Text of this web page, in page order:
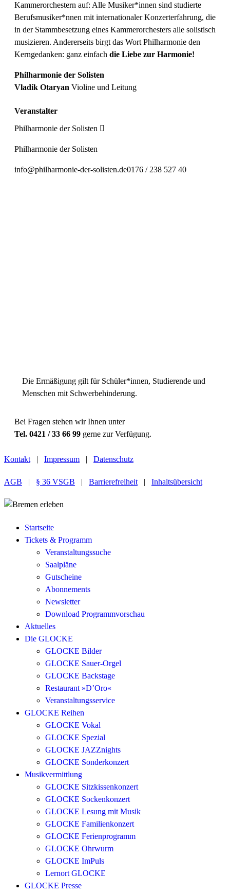
Kammerorchestern auf: Alle Musiker*innen sind studierte
Berufsmusiker*nnen mit internationaler Konzerterfahrung, die
in der Stammbesetzung eines Kammerorchesters alle solistisch
musizieren. Andererseits birgt das Wort Philharmonie den
Kerngedanken: ganz einfach die Liebe zur Harmonie!
Philharmonie der Solisten
Vladik Otaryan Violine und Leitung
Veranstalter
Philharmonie der Solisten
Philharmonie der Solisten
info@philharmonie-der-solisten.de0176 / 238 527 40
Die Ermäßigung gilt für Schüler*innen, Studierende und
Menschen mit Schwerbehinderung.
Bei Fragen stehen wir Ihnen unter
Tel. 0421 / 33 66 99 gerne zur Verfügung.
Kontakt | Impressum | Datenschutz
AGB | § 36 VSGB | Barrierefreiheit | Inhaltsübersicht
Startseite
Tickets & Programm
Veranstaltungssuche
Saalpläne
Gutscheine
Abonnements
Newsletter
Download Programmvorschau
Aktuelles
Die GLOCKE
GLOCKE Bilder
GLOCKE Sauer-Orgel
GLOCKE Backstage
Restaurant »D’Oro«
Veranstaltungsservice
GLOCKE Reihen
GLOCKE Vokal
GLOCKE Spezial
GLOCKE JAZZnights
GLOCKE Sonderkonzert
Musikvermittlung
GLOCKE Sitzkissenkonzert
GLOCKE Sockenkonzert
GLOCKE Lesung mit Musik
GLOCKE Familienkonzert
GLOCKE Ferienprogramm
GLOCKE Ohrwurm
GLOCKE ImPuls
Lernort GLOCKE
GLOCKE Presse